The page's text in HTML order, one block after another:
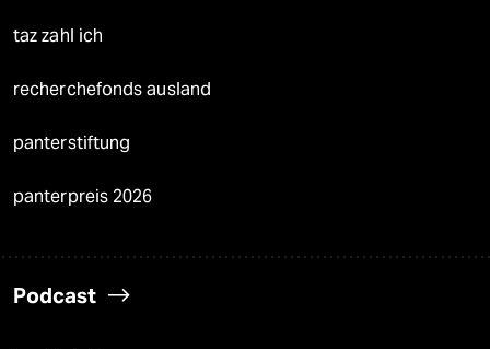
taz zahl ich
recherchefonds ausland
panterstiftung
panterpreis 2026
Podcast